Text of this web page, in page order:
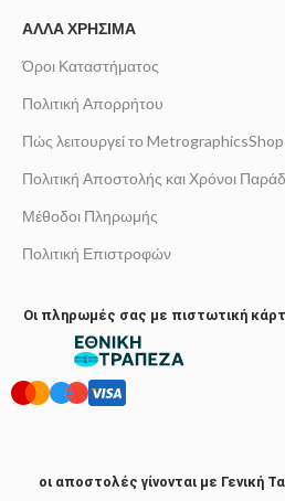
ΆΛΛΑ ΧΡΉΣΙΜΑ
Όροι Καταστήματος
Πολιτική Απορρήτου
Πώς λειτουργεί το
Πολιτική Αποστολής και Χρόνοι
Μέθοδοι Πληρωμής
Πολιτική Επιστροφών
Οι πληρωμές σας με πιστωτική
οι αποστολές γίνονται με Γενική